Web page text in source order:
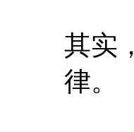
其实
律。